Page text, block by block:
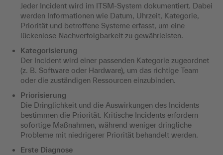
Jeder Incident wird im ITSM-System dokumentiert. Dabei
werden Informationen wie Datum, Uhrzeit, Kategorie,
Priorität und betroffene Systeme erfasst, um eine
lückenlose Nachverfolgbarkeit zu gewährleisten.
Kategorisierung
Der Incident wird einer passenden Kategorie zugeordnet
(z. B. Software oder Hardware), um das richtige Team
oder die zuständigen Ressourcen einzubinden.
Priorisierung
Die Dringlichkeit und die Auswirkungen des Incidents
bestimmen die Priorität. Kritische Incidents erfordern
sofortige Maßnahmen, während weniger dringliche
Probleme mit niedrigerer Priorität behandelt werden.
Erste Diagnose